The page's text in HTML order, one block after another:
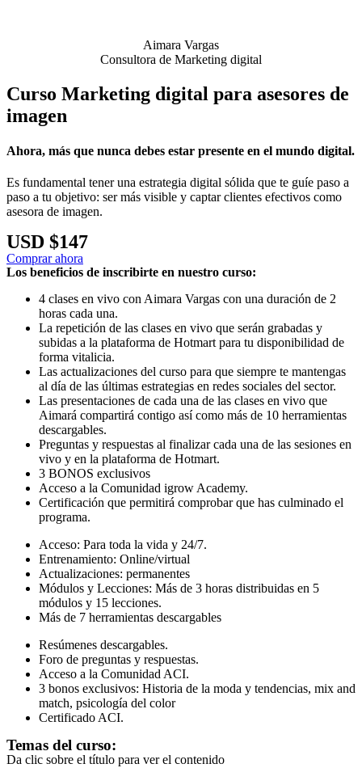
Aimara Vargas
Consultora de Marketing digital
Curso Marketing digital para asesores de
imagen
Ahora, más que nunca debes estar presente en el mundo digital.
Es fundamental tener una estrategia digital sólida que te guíe paso a
paso a tu objetivo: ser más visible y captar clientes efectivos como
asesora de imagen.
USD $147
Comprar ahora
Los beneficios de inscribirte en nuestro curso:
4 clases en vivo con Aimara Vargas con una duración de 2
horas cada una.
La repetición de las clases en vivo que serán grabadas y
subidas a la plataforma de Hotmart para tu disponibilidad de
forma vitalicia.
Las actualizaciones del curso para que siempre te mantengas
al día de las últimas estrategias en redes sociales del sector.
Las presentaciones de cada una de las clases en vivo que
Aimará compartirá contigo así como más de 10 herramientas
descargables.
Preguntas y respuestas al finalizar cada una de las sesiones en
vivo y en la plataforma de Hotmart.
3 BONOS exclusivos
Acceso a la Comunidad igrow Academy.
Certificación que permitirá comprobar que has culminado el
programa.
Acceso: Para toda la vida y 24/7.
Entrenamiento: Online/virtual
Actualizaciones: permanentes
Módulos y Lecciones: Más de 3 horas distribuidas en 5
módulos y 15 lecciones.
Más de 7 herramientas descargables
Resúmenes descargables.
Foro de preguntas y respuestas.
Acceso a la Comunidad ACI.
3 bonos exclusivos: Historia de la moda y tendencias, mix and
match, psicología del color
Certificado ACI.
Temas del curso:
Da clic sobre el título para ver el contenido